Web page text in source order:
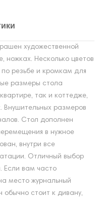
художественной
ножках. Несколько цветов
резьбе и кромкам для
размеры стола
так и коттедже,
Внушительных размеров
Стол дополнен
в нужное
внутри все
Отличный выбор
Если вам часто
место журнальный
обычно стоит к дивану,